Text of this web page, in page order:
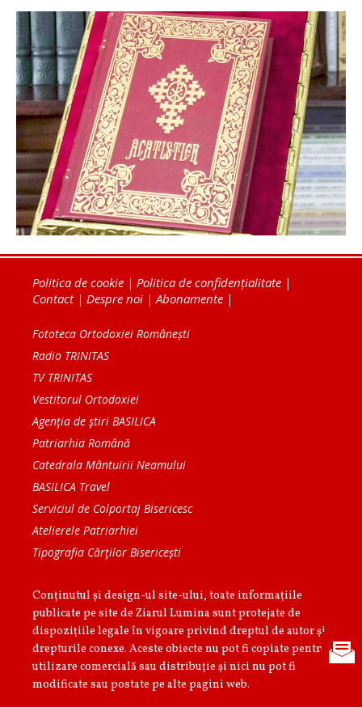
Politica de cookie | Politica de confidențialitate |
Contact| Despre noi |Abonamente |
Fototeca Ortodoxiei Românești
Radio TRINITAS
TV TRINITAS
Vestitorul Ortodoxiei
Agenţia de ştiri BASILICA
Patriarhia Română
Catedrala Mântuirii Neamului
BASILICA Travel
Serviciul de Colportaj Bisericesc
Atelierele Patriarhiei
Tipografia Cărţilor Bisericeşti
Conținutul și design-ul site-ului, toate informaţiile
publicate pe site de Ziarul Lumina sunt protejate de
dispoziţiile legale în vigoare privind dreptul de autor şi
drepturile conexe. Aceste obiecte nu pot fi copiate pentru
utilizare comercială sau distribuţie şi nici nu pot fi
modificate sau postate pe alte pagini web.